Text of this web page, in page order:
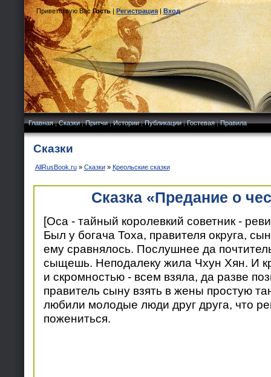
Приветствую Вас Гость|Регистрация|Вход
Главная|Сказки|Притчи|Истории|Публикации|Гостевая|Правила
Сказки
AllRusBook.ru» Сказки» Креольские сказки
Сказка «Предание о
[Оса - тайный королевкий советник -
Был у богача Тоха, правителя округа,
ему сравнялось. Послушнее да
сыщешь. Неподалеку жила Чхун Хян. И
и скромностью - всем взяла, да разве
правитель сыну взять в жены простую
любили молодые люди друг друга, что
пожениться.